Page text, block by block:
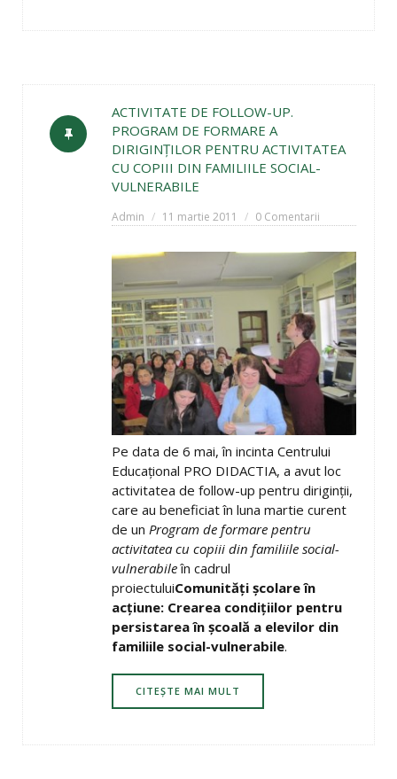
ACTIVITATE DE FOLLOW-UP.
PROGRAM DE FORMARE A
DIRIGINŢILOR PENTRU ACTIVITATEA
CU COPIII DIN FAMILIILE SOCIAL-
VULNERABILE
Admin 11 martie 2011 0 Comentarii
Pe data de 6 mai, în incinta Centrului
Educaţional PRO DIDACTIA, a avut loc
activitatea de follow-up pentru diriginţii,
care au beneficiat în luna martie curent
de un Program de formare pentru
activitatea cu copiii din familiile social-
vulnerabileîn cadrul
proiectuluiComunităţi şcolare în
acţiune: Crearea condiţiilor pentru
persistarea în şcoală a elevilor din
familiile social-vulnerabile.
CITEȘTE MAI MULT